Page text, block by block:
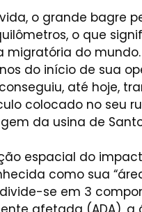
o grande bagre
o que
migratória do mundo.
do início de sua
até hoje,
colocado no seu
da usina de
espacial do
como sua
se em 3